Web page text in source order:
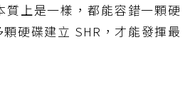
質上是一樣，都能容錯一顆硬
硬碟建立 SHR，才能發揮最